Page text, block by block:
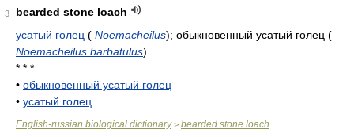
3
bearded stone loach
усатый голец ( Noemacheilus); обыкновенный усатый голец (
Noemacheilus barbatulus)
* * *
• обыкновенный усатый голец
• усатый голец
English-russian biological dictionary> bearded stone loach